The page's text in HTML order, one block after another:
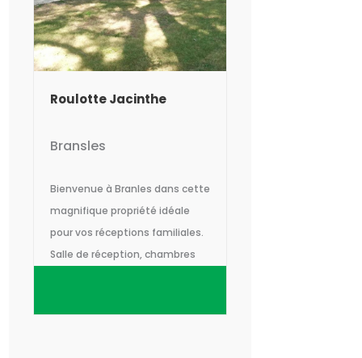
Roulotte Jacinthe
Bransles
Bienvenue à Branles dans cette
magnifique propriété idéale
pour vos réceptions familiales.
Salle de réception, chambres